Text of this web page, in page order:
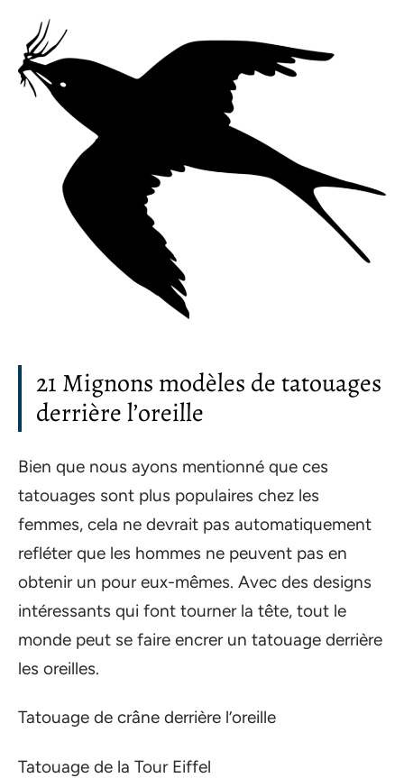
21 Mignons modèles de tatouages
derrière l’oreille
Bien que nous ayons mentionné que ces
tatouages sont plus populaires chez les
femmes, cela ne devrait pas automatiquement
refléter que les hommes ne peuvent pas en
obtenir un pour eux-mêmes. Avec des designs
intéressants qui font tourner la tête, tout le
monde peut se faire encrer un tatouage derrière
les oreilles.
Tatouage de crâne derrière l’oreille
Tatouage de la Tour Eiffel